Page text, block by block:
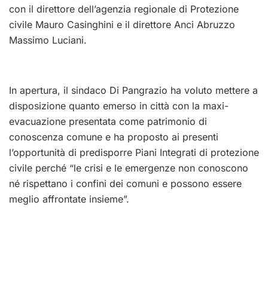
con il direttore dell’agenzia regionale di Protezione
civile Mauro Casinghini e il direttore Anci Abruzzo
Massimo Luciani.
In apertura, il sindaco Di Pangrazio ha voluto mettere a
disposizione quanto emerso in città con la maxi-
evacuazione presentata come patrimonio di
conoscenza comune e ha proposto ai presenti
l’opportunità di predisporre Piani Integrati di protezione
civile perché “le crisi e le emergenze non conoscono
né rispettano i confini dei comuni e possono essere
meglio affrontate insieme”.